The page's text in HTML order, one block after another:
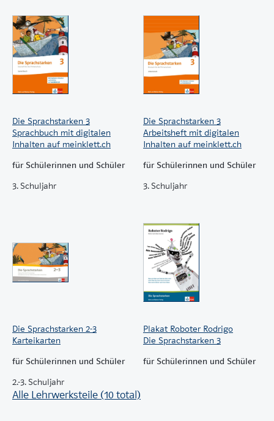
Die Sprachstarken 3
Sprachbuch mit digitalen
Inhalten auf meinklett.ch
für Schülerinnen und Schüler
3. Schuljahr
Die Sprachstarken 3
Arbeitsheft mit digitalen
Inhalten auf meinklett.ch
für Schülerinnen und Schüler
3. Schuljahr
Die Sprachstarken 2-3
Karteikarten
für Schülerinnen und Schüler
2.-3. Schuljahr
Plakat Roboter Rodrigo
Die Sprachstarken 3
für Schülerinnen und Schüler
Alle Lehrwerksteile (10 total)